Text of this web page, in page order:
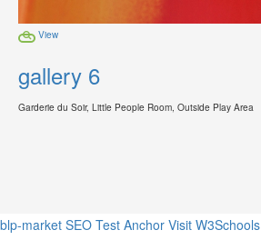
View
gallery 6
Garderie du Soir, Little People Room, Outside Play Area
blp-market SEO Test Anchor Visit W3Schools